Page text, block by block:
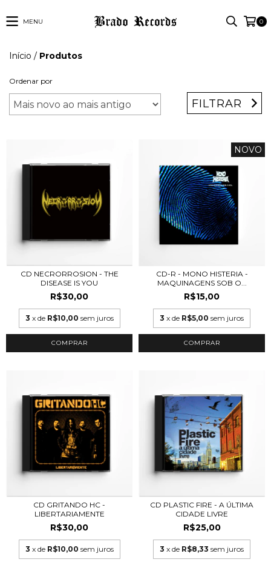
MENU 0
Início / Produtos
Ordenar por
FILTRAR
CD NECRORROSION - THE
DISEASE IS YOU
R$30,00
3 x de R$10,00 sem juros
NOVO
CD-R - MONO HISTERIA -
MAQUINAGENS SOB O...
R$15,00
3 x de R$5,00 sem juros
CD GRITANDO HC -
LIBERTARIAMENTE
R$30,00
3 x de R$10,00 sem juros
CD PLASTIC FIRE - A ÚLTIMA
CIDADE LIVRE
R$25,00
3 x de R$8,33 sem juros